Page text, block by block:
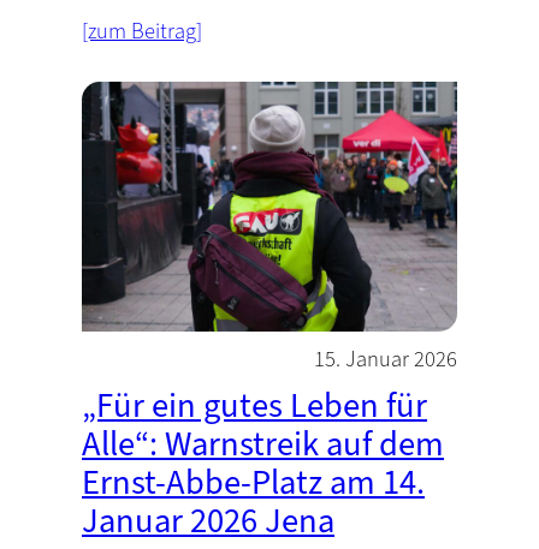
[zum Beitrag]
15. Januar 2026
„Für ein gutes Leben für
Alle“: Warnstreik auf dem
Ernst-Abbe-Platz am 14.
Januar 2026 Jena